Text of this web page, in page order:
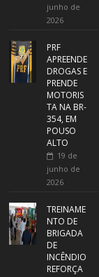
junho de
2026
PRF
APREENDE
DROGAS E
PRENDE
MOTORIS
TA NA BR-
354, EM
POUSO
ALTO
19 de
junho de
2026
TREINAME
NTO DE
BRIGADA
DE
INCÊNDIO
REFORÇA